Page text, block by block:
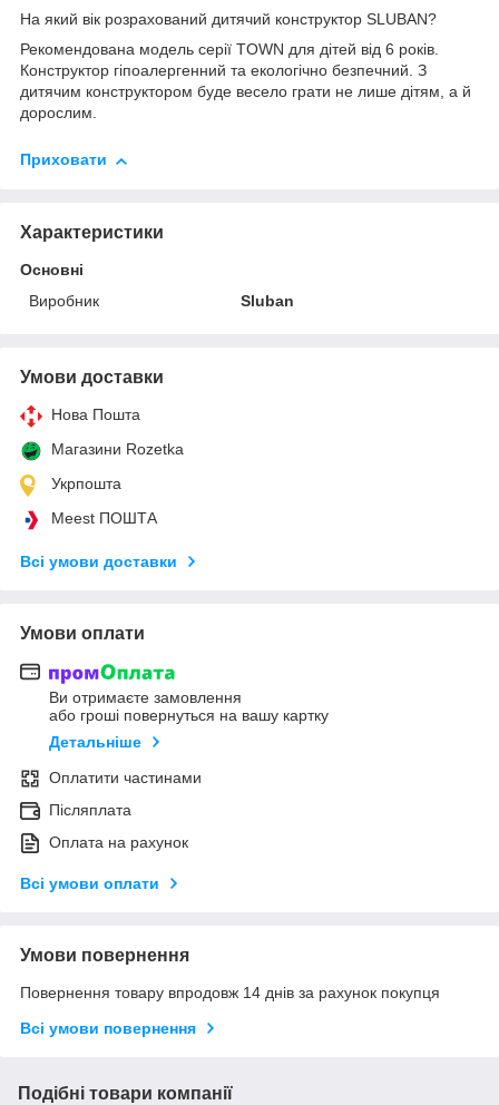
На який вік розрахований дитячий конструктор SLUBAN?
Рекомендована модель серії TOWN для дітей від 6 років.
Конструктор гіпоалергенний та екологічно безпечний. З
дитячим конструктором буде весело грати не лише дітям, а й
дорослим.
Приховати
Характеристики
Основні
Виробник
Sluban
Умови доставки
Нова Пошта
Магазини Rozetka
Укрпошта
Meest ПОШТА
Всі умови доставки
Умови оплати
Ви отримаєте замовлення
або гроші повернуться на вашу картку
Детальніше
Оплатити частинами
Післяплата
Оплата на рахунок
Всі умови оплати
Умови повернення
Повернення товару впродовж 14 днів за рахунок покупця
Всі умови повернення
Подібні товари компанії